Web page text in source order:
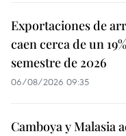
Exportaciones de
caen cerca de un
semestre de 2026
06/08/2026 09:35
Camboya y Malasia